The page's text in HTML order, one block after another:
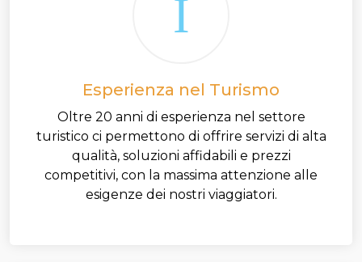
Esperienza nel Turismo
Oltre 20 anni di esperienza nel settore
turistico ci permettono di offrire servizi di alta
qualità, soluzioni affidabili e prezzi
competitivi, con la massima attenzione alle
esigenze dei nostri viaggiatori.